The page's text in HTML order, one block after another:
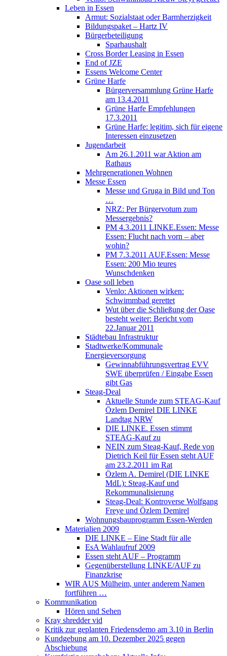
Leben in Essen
Armut: Sozialstaat oder Barmherzigkeit
Bildungspaket – Hartz IV
Bürgerbeteiligung
Sparhaushalt
Cross Border Leasing in Essen
End of JZE
Essens Welcome Center
Grüne Harfe
Bürgerversammlung Grüne Harfe
am 13.4.2011
Grüne Harfe Empfehlungen
17.3.2011
Grüne Harfe: legitim, sich für eigene
Interessen einzusetzen
Jugendarbeit
Am 26.1.2011 war Aktion am
Rathaus
Mehrgenerationen Wohnen
Messe Essen
Messe und Gruga in Bild und Ton
…
NRZ: Per Bürgervotum zum
Messergebnis?
PM 4.3.2011 LINKE.Essen: Messe
Essen: Flucht nach vorn – aber
wohin?
PM 7.3.2011 AUF.Essen: Messe
Essen: 200 Mio teures
Wunschdenken
Oase soll leben
Venlo: Aktionen wirken:
Schwimmbad gerettet
Wut über die Schließung der Oase
besteht weiter: Bericht vom
22.Januar 2011
Städtebau Infrastruktur
Stadtwerke/Kommunale
Energieversorgung
Gewinnabführungsvertrag EVV
SWE überprüfen / Eingabe Essen
gibt Gas
Steag-Deal
Aktuelle Stunde zum STEAG-Kauf
Özlem Demirel DIE LINKE
Landtag NRW
DIE LINKE. Essen stimmt
STEAG-Kauf zu
NEIN zum Steag-Kauf, Rede von
Dietrich Keil für Essen steht AUF
am 23.2.2011 im Rat
Özlem A. Demirel (DIE LINKE
MdL): Steag-Kauf und
Rekommunalisierung
Steag-Deal: Kontroverse Wolfgang
Freye und Özlem Demirel
Wohnungsbauprogramm Essen-Werden
Materialien 2009
DIE LINKE – Eine Stadt für alle
EsA Wahlaufruf 2009
Essen steht AUF – Programm
Gegenüberstellung LINKE/AUF zu
Finanzkrise
WIR AUS Mülheim, unter anderem Namen
fortführen …
Kommunikation
Hören und Sehen
Kray shredder vid
Kritik zur geplanten Friedensdemo am 3.10 in Berlin
Kundgebung am 10. Dezember 2025 gegen
Abschiebung